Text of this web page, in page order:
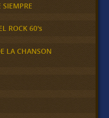
ROCK 60's
LA CHANSON